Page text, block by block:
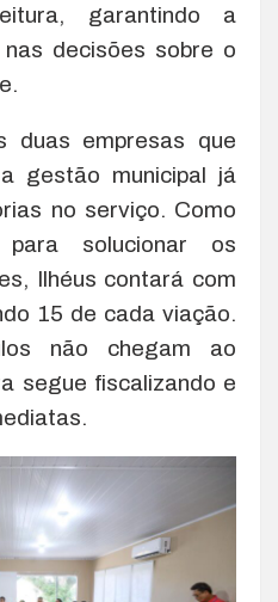
garantindo a
decisões sobre o
duas empresas que
gestão municipal já
no serviço. Como
solucionar os
Ilhéus contará com
15 de cada viação.
não chegam ao
segue fiscalizando e